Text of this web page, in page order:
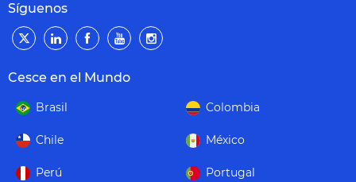
Síguenos
Cesce en el Mundo
Brasil Colombia
Chile México
Perú Portugal